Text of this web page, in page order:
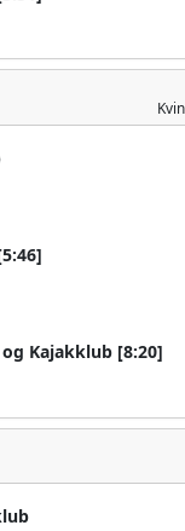
Kajakklub [8:20]